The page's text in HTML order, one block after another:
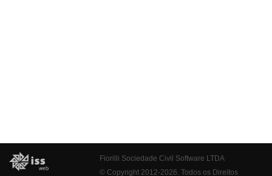
Fiorilli Sociedade Civil Software LTDA
© Copyright 2012-2026. Todos os Direitos